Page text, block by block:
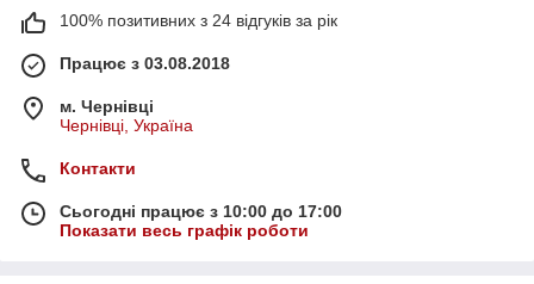
100% позитивних з 24 відгуків за рік
Працює з 03.08.2018
м. Чернівці
Чернівці, Україна
Контакти
Сьогодні працює з 10:00 до 17:00
Показати весь графік роботи